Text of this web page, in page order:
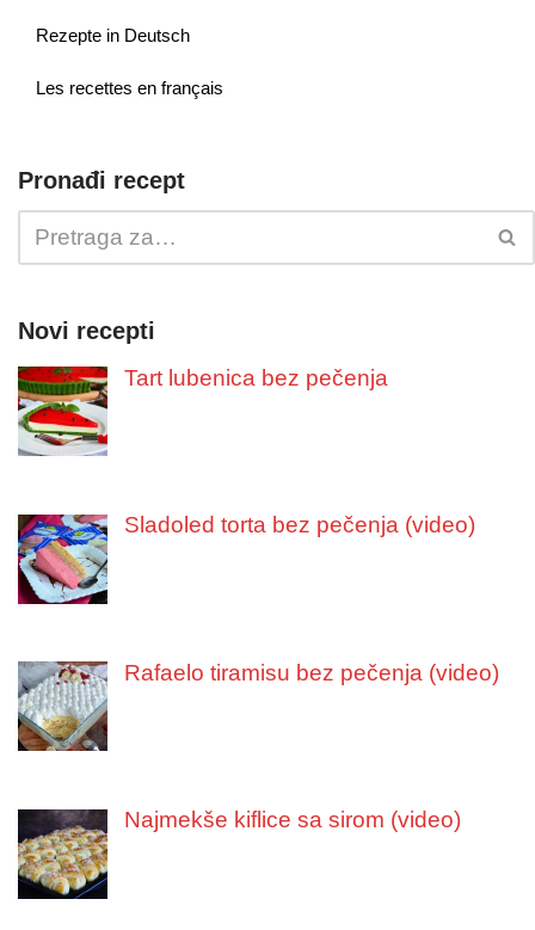
Rezepte in Deutsch
Les recettes en français
Pronađi recept
Novi recepti
Tart lubenica bez pečenja
Sladoled torta bez pečenja (video)
Rafaelo tiramisu bez pečenja (video)
Najmekše kiflice sa sirom (video)